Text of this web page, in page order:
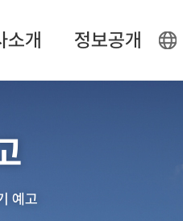
소개 정보공개
예고